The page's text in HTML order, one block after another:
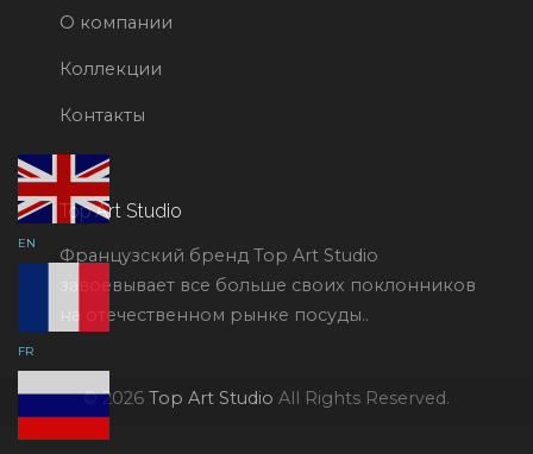
О компании
Коллекции
Контакты
Top Art Studio
Французский бренд Top Art Studio
завоевывает все больше своих поклонников
на отечественном рынке посуды..
© 2026 Top Art Studio All Rights Reserved.
EN
FR